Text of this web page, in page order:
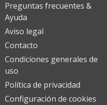
Preguntas frecuentes &
Ayuda
Aviso legal
Contacto
Condiciones generales de
uso
Política de privacidad
Configuración de cookies